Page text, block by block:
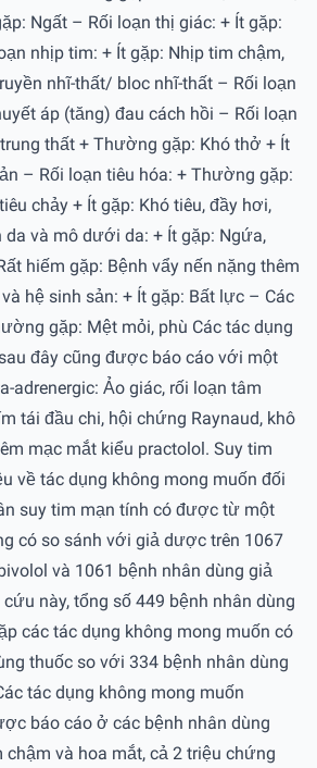
Ngất – Rối loạn thị giác: + Ít gặp:
nhịp tim: + Ít gặp: Nhịp tim chậm,
nhĩ-thất/ bloc nhĩ-thất – Rối loạn
áp (tăng) đau cách hồi – Rối loạn
thất + Thường gặp: Khó thở + Ít
– Rối loạn tiêu hóa: + Thường gặp:
chảy + Ít gặp: Khó tiêu, đầy hơi,
và mô dưới da: + Ít gặp: Ngứa,
hiếm gặp: Bệnh vẩy nến nặng thêm
hệ sinh sản: + Ít gặp: Bất lực – Các
gặp: Mệt mỏi, phù Các tác dụng
đây cũng được báo cáo với một
adrenergic: Ảo giác, rối loạn tâm
tái đầu chi, hội chứng Raynaud, khô
mạc mắt kiểu practolol. Suy tim
về tác dụng không mong muốn đối
suy tim mạn tính có được từ một
có so sánh với giả dược trên 1067
và 1061 bệnh nhân dùng giả
này, tổng số 449 bệnh nhân dùng
các tác dụng không mong muốn có
thuốc so với 334 bệnh nhân dùng
tác dụng không mong muốn
báo cáo ở các bệnh nhân dùng
chậm và hoa mắt, cả 2 triệu chứng